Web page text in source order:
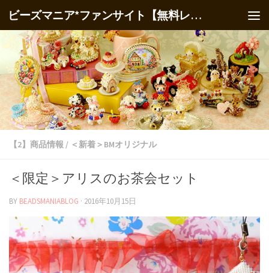
ビーズマニア*ファンサイト【無料レシピ】
【2】商品情報 / ＜新着＞BMオリジナル
＜限定＞アリスのお茶会セット
BY BEADSMANIABLOG · 2016年10月15日